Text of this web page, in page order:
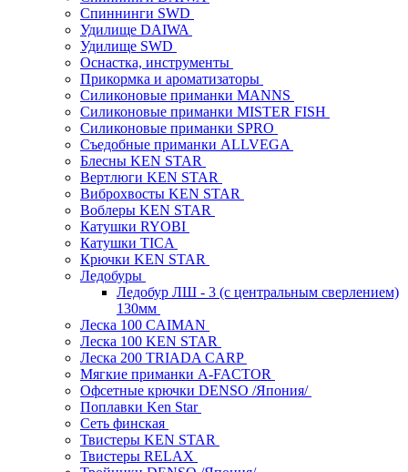
Спиннинги SWD
Удилище DAIWA
Удилище SWD
Оснастка, инструменты
Прикормка и ароматизаторы
Силиконовые приманки MANNS
Силиконовые приманки MISTER FISH
Силиконовые приманки SPRO
Съедобные приманки ALLVEGA
Блесны KEN STAR
Вертлюги KEN STAR
Виброхвосты KEN STAR
Воблеры KEN STAR
Катушки RYOBI
Катушки TICA
Крючки KEN STAR
Ледобуры
Ледобур ЛШ - 3 (с центральным сверлением)
130мм
Леска 100 CAIMAN
Леска 100 KEN STAR
Леска 200 TRIADA CARP
Мягкие приманки A-FACTOR
Офсетные крючки DENSO /Япония/
Поплавки Ken Star
Сеть финская
Твистеры KEN STAR
Твистеры RELAX